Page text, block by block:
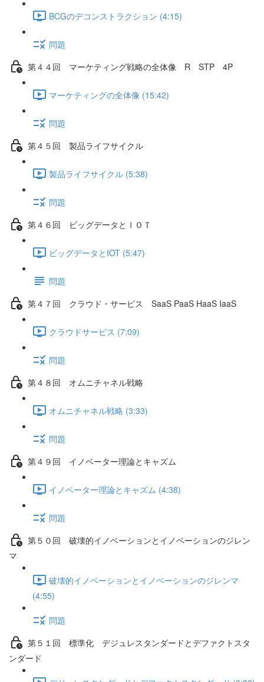
BCGのデコンストラクション (4:15)
問題
第４４回 マーケティング戦略の全体像 R STP 4P
マーケティングの全体像 (15:42)
問題
第４５回 製品ライフサイクル
製品ライフサイクル (5:38)
問題
第４６回 ビッグデータとＩＯＴ
ビッグデータとIOT (5:47)
問題
第４７回 クラウド・サービス SaaS PaaS HaaS IaaS
クラウドサービス (7:09)
問題
第４８回 オムニチャネル戦略
オムニチャネル戦略 (3:33)
問題
第４９回 イノベーター理論とキャズム
イノベーター理論とキャズム (4:38)
問題
第５０回 破壊的イノベーションとイノベーションのジレン
マ
破壊的イノベーションとイノベーションのジレンマ
(4:55)
問題
第５１回 標準化 デジュレスタンダードとデファクトスタ
ンダード